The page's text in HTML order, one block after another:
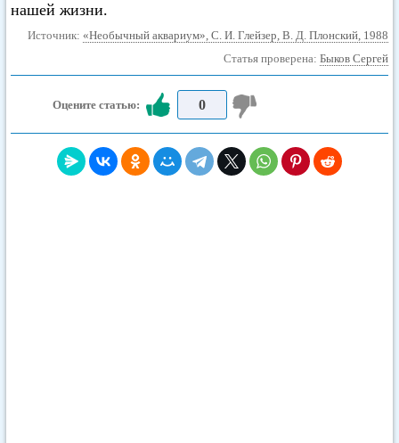
нашей жизни.
Источник: «Необычный аквариум», С. И. Глейзер, В. Д. Плонский, 1988
Статья проверена: Быков Сергей
Оцените статью: 0